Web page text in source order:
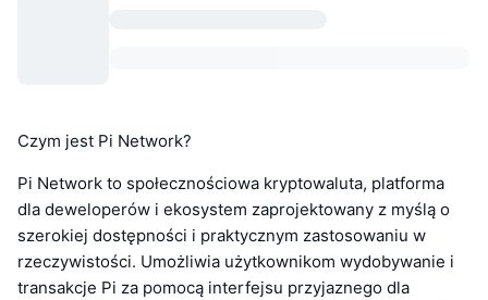
Czym jest Pi Network?
Pi Network to społecznościowa kryptowaluta, platforma
dla deweloperów i ekosystem zaprojektowany z myślą o
szerokiej dostępności i praktycznym zastosowaniu w
rzeczywistości. Umożliwia użytkownikom wydobywanie i
transakcje Pi za pomocą interfejsu przyjaznego dla